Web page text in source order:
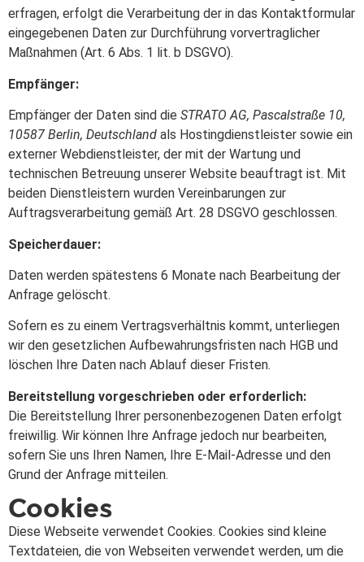
erfragen, erfolgt die Verarbeitung der in das Kontaktformular
eingegebenen Daten zur Durchführung vorvertraglicher
Maßnahmen (Art. 6 Abs. 1 lit. b DSGVO).
Empfänger:
Empfänger der Daten sind die STRATO AG, Pascalstraße 10,
10587 Berlin, Deutschland als Hostingdienstleister sowie ein
externer Webdienstleister, der mit der Wartung und
technischen Betreuung unserer Website beauftragt ist. Mit
beiden Dienstleistern wurden Vereinbarungen zur
Auftragsverarbeitung gemäß Art. 28 DSGVO geschlossen.
Speicherdauer:
Daten werden spätestens 6 Monate nach Bearbeitung der
Anfrage gelöscht.
Sofern es zu einem Vertragsverhältnis kommt, unterliegen
wir den gesetzlichen Aufbewahrungsfristen nach HGB und
löschen Ihre Daten nach Ablauf dieser Fristen.
Bereitstellung vorgeschrieben oder erforderlich:
Die Bereitstellung Ihrer personenbezogenen Daten erfolgt
freiwillig. Wir können Ihre Anfrage jedoch nur bearbeiten,
sofern Sie uns Ihren Namen, Ihre E-Mail-Adresse und den
Grund der Anfrage mitteilen.
Cookies
Diese Webseite verwendet Cookies. Cookies sind kleine
Textdateien, die von Webseiten verwendet werden, um die